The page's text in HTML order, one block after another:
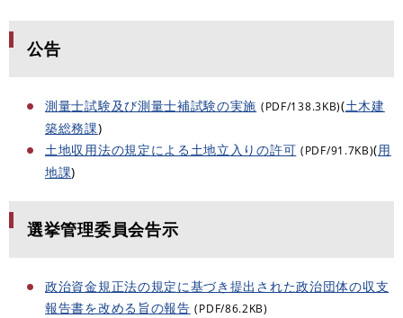
公告
測量士試験及び測量士補試験の実施 (PDF/138.3KB)(土木建
築総務課)
土地収用法の規定による土地立入りの許可 (PDF/91.7KB)(用
地課)
選挙管理委員会告示
政治資金規正法の規定に基づき提出された政治団体の収支
報告書を改める旨の報告 (PDF/86.2KB)